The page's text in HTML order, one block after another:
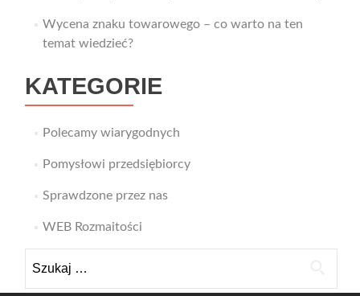
Wycena znaku towarowego – co warto na ten
temat wiedzieć?
KATEGORIE
Polecamy wiarygodnych
Pomysłowi przedsiębiorcy
Sprawdzone przez nas
WEB Rozmaitości